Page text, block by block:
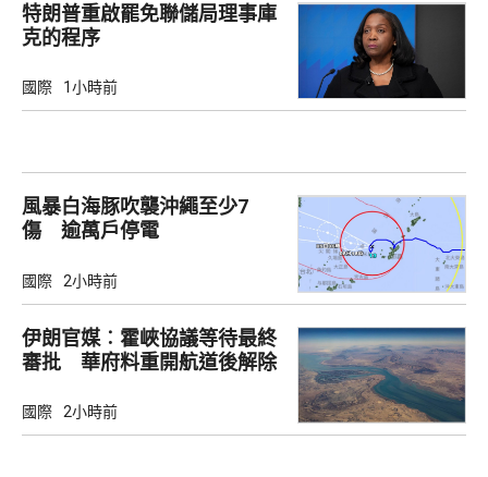
特朗普重啟罷免聯儲局理事庫
克的程序
國際 1小時前
風暴白海豚吹襲沖繩至少7
傷 逾萬戶停電
國際 2小時前
伊朗官媒︰霍峽協議等待最終
審批 華府料重開航道後解除
國際 2小時前